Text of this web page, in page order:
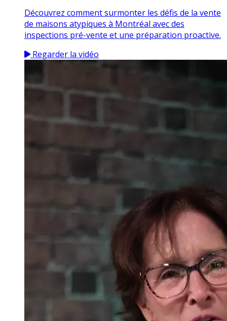
Découvrez comment surmonter les défis de la vente
de maisons atypiques à Montréal avec des
inspections pré-vente et une préparation proactive.
Regarder la vidéo